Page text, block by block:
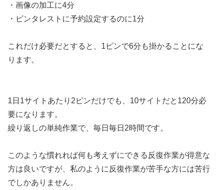
・画像の加工に4分
・ピンタレストに予約設定するのに1分
これだけ必要だとすると、1ピンで6分も掛かることにな
ります。
1日1サイトあたり2ピンだけでも、10サイトだと120分必
要になります。
繰り返しの単純作業で、毎日毎日2時間です。
このような慣れれば何も考えずにできる反復作業が得意な
方は良いですが、私のように反復作業が苦手な方には苦行
でしかありません。